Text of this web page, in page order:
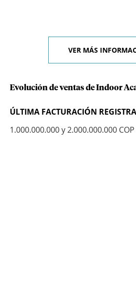
VER MÁS
Evolución de ventas de Indoor
ÚLTIMA FACTURACIÓN
1.000.000.000 y 2.000.000.000 COP